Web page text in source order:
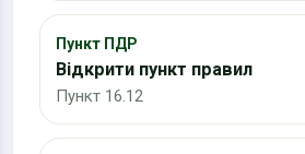
Пункт ПДР
Відкрити пункт правил
Пункт 16.12